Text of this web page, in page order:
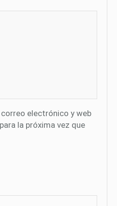
electrónico y web
la próxima vez que